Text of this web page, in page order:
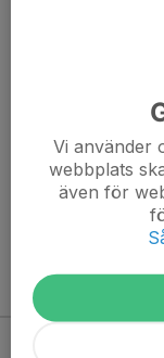
0
Välkommen till
fortsätta. Vi har
Man bör kontakta
intresserad av att
Kommande
Vi använder
webbplats
även för